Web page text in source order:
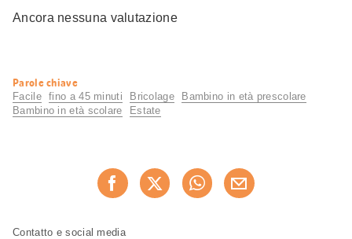
Ancora nessuna valutazione
Informazioni
utili
Parole chiave
Facile fino a 45 minuti Bricolage
Bambino in età prescolare
Bambino in età scolare
Estate
Consiglia ora
Piè
Navigazione
Contatto e social media